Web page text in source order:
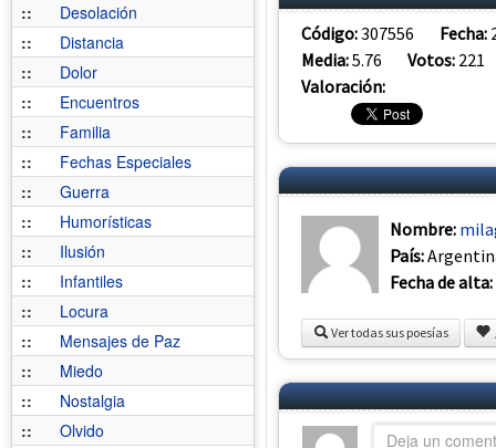
::
Desolación
::
Distancia
::
Dolor
::
Encuentros
::
Familia
::
Fechas Especiales
::
Guerra
::
Humorísticas
::
Ilusión
::
Infantiles
::
Locura
::
Mensajes de Paz
::
Miedo
::
Nostalgia
::
Olvido
Código:307556 Fecha:
Media:5.76 Votos: 221
Valoración:
Nombre:
País:
Fecha de alta:
Ver todas sus poesías